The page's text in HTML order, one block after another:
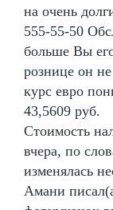
на очень
555-55-50
больше Вы
рознице он
курс евро
43,5609 руб.
Стоимость
вчера, по
изменялась
Амани